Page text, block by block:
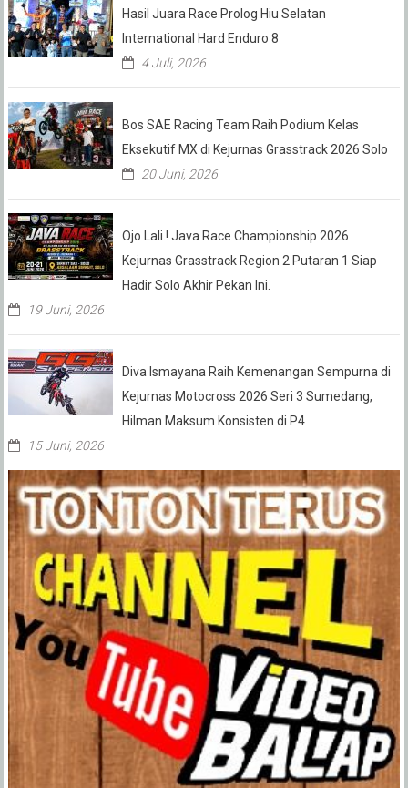
Hasil Juara Race Prolog Hiu Selatan
International Hard Enduro 8
4 Juli, 2026
Bos SAE Racing Team Raih Podium Kelas
Eksekutif MX di Kejurnas Grasstrack 2026 Solo
20 Juni, 2026
Ojo Lali.! Java Race Championship 2026
Kejurnas Grasstrack Region 2 Putaran 1 Siap
Hadir Solo Akhir Pekan Ini.
19 Juni, 2026
Diva Ismayana Raih Kemenangan Sempurna di
Kejurnas Motocross 2026 Seri 3 Sumedang,
Hilman Maksum Konsisten di P4
15 Juni, 2026